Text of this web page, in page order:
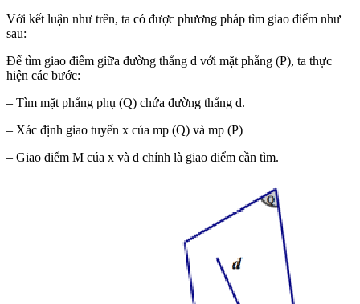
Với kết luận như trên, ta có được phương pháp tìm giao điểm như
sau:
Để tìm giao điểm giữa đường thẳng d với mặt phẳng (P), ta thực
hiện các bước:
– Tìm mặt phẳng phụ (Q) chứa đường thẳng d.
– Xác định giao tuyến x của mp (Q) và mp (P)
– Giao điểm M cúa x và d chính là giao điểm cần tìm.